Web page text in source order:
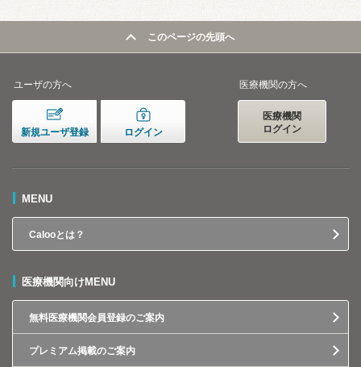
このページの先頭へ
ユーザの方へ
新規ユーザ登録 ログイン
医療機関の方へ
医療機関
ログイン
MENU
Calooとは？
医療機関向けMENU
無料医療機関会員登録のご案内
プレミアム掲載のご案内